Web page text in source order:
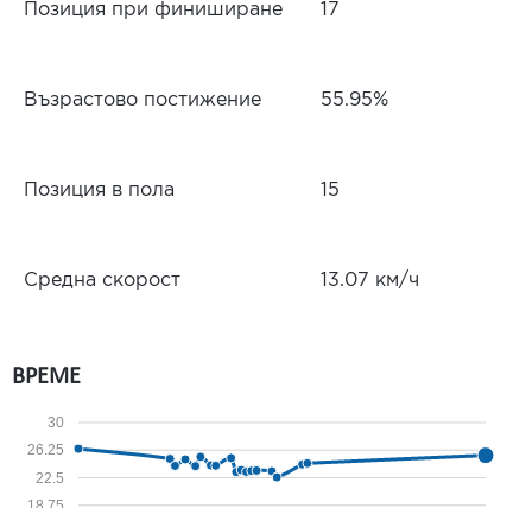
Позиция при финиширане 17
Възрастово постижение 55.95%
Позиция в пола 15
Средна скорост 13.07 км/ч
ВРЕМЕ
22.5
26.25
30